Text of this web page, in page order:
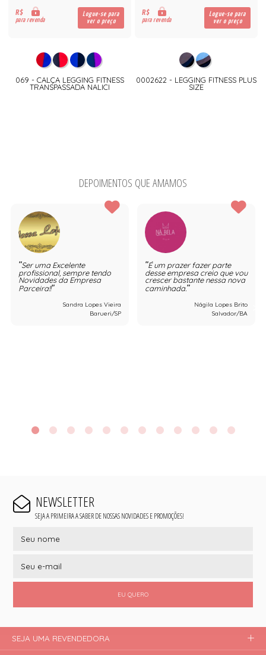
R$
para revenda
Logue-se para
ver o preço
069 - CALÇA LEGGING FITNESS
TRANSPASSADA NALICI
R$
para revenda
Logue-se para
ver o preço
0002622 - LEGGING FITNESS PLUS
SIZE
DEPOIMENTOS QUE AMAMOS
Ser uma Excelente
profissional, sempre tendo
Novidades da Empresa
Parceira!!
Sandra Lopes Vieira
Barueri/SP
É um prazer fazer parte
desse empresa creio que vou
crescer bastante nessa nova
caminhada.
Nágila Lopes Brito
Salvador/BA
NEWSLETTER
SEJA A PRIMEIRA A SABER DE NOSSAS NOVIDADES E PROMOÇÕES!
EU QUERO
SEJA UMA REVENDEDORA